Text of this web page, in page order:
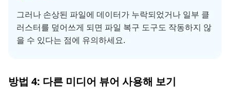
그러나 손상된 파일에 데이터가 누락되었거나 일부 클
러스터를 덮어쓰게 되면 파일 복구 도구도 작동하지 않
을 수 있다는 점에 유의하세요.
방법 4: 다른 미디어 뷰어 사용해 보기